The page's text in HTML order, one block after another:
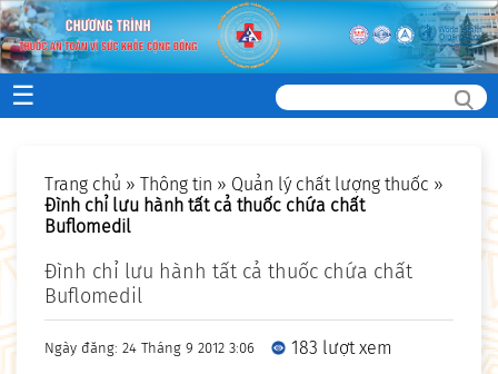
☰
Trang chủ » Thông tin » Quản lý chất lượng thuốc »
Đình chỉ lưu hành tất cả thuốc chứa chất
Buflomedil
Đình chỉ lưu hành tất cả thuốc chứa chất
Buflomedil
Ngày đăng: 24 Tháng 9 2012 3:06 183 lượt xem